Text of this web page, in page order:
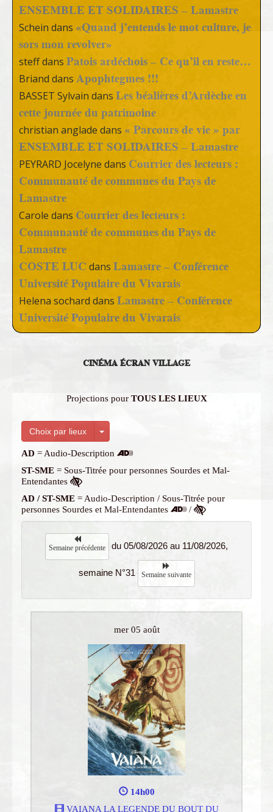
ENSEMBLE ET SOLIDAIRES – Lamastre
Schein dans «Quand j’entends le mot culture, je
sors mon revolver»
steffdans Patois ardéchois – Ce qu’il en reste…
Briand dans Apophtegmes !!!
BASSET Sylvain dans Les béalières d’Ardèche en
cette journée du patrimoine
christian anglade dans « Parcours de vie » par
ENSEMBLE ET SOLIDAIRES – Lamastre
PEYRARD Jocelyne dans Courrier des lecteurs :
Communauté de communes du Pays de
Lamastre
Carole dans Courrier des lecteurs :
Communauté de communes du Pays de
Lamastre
COSTE LUC dans Lamastre – Conférence
Université Populaire du Vivarais
Helena sochard dans Lamastre – Conférence
Université Populaire du Vivarais
CINÉMA ÉCRAN VILLAGE